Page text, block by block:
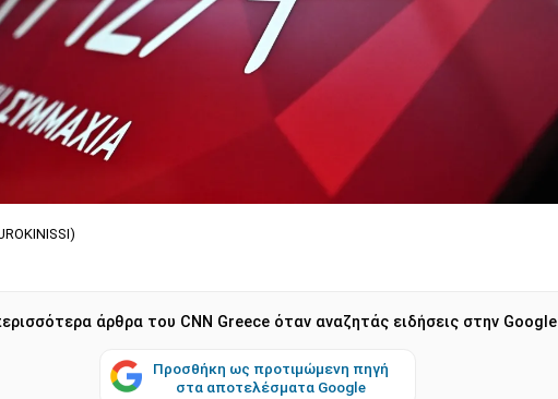
άρθρα του CNN Greece όταν αναζητάς ειδήσεις στην Google
Προσθήκη ως προτιμώμενη πηγή
στα αποτελέσματα Google